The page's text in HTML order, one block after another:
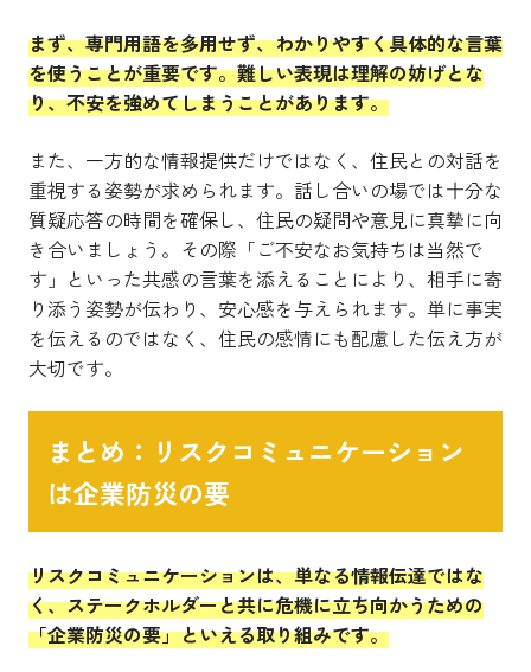
まず、専門用語を多用せず、わかりやすく具体的な言葉
を使うことが重要です。難しい表現は理解の妨げとな
り、不安を強めてしまうことがあります。
また、一方的な情報提供だけではなく、住民との対話を
重視する姿勢が求められます。話し合いの場では十分な
質疑応答の時間を確保し、住民の疑問や意見に真摯に向
き合いましょう。その際「ご不安なお気持ちは当然で
す」といった共感の言葉を添えることにより、相手に寄
り添う姿勢が伝わり、安心感を与えられます。単に事実
を伝えるのではなく、住民の感情にも配慮した伝え方が
大切です。
まとめ：リスクコミュニケーション
は企業防災の要
リスクコミュニケーションは、単なる情報伝達ではな
く、ステークホルダーと共に危機に立ち向かうための
「企業防災の要」といえる取り組みです。